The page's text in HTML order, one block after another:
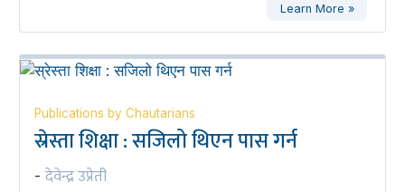
Learn More »
Publications by Chautarians
स्रेस्ता शिक्षा : सजिलो थिएन पास गर्न
- देवेन्द्र उप्रेती